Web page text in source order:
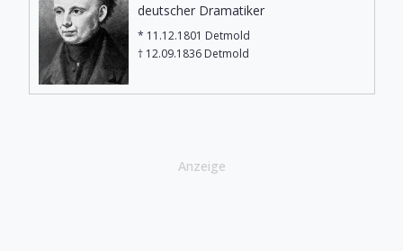
deutscher Dramatiker
* 11.12.1801 Detmold
† 12.09.1836 Detmold
Anzeige